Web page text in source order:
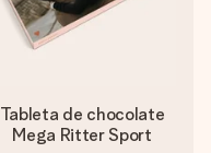
Tableta de chocolate
Mega Ritter Sport